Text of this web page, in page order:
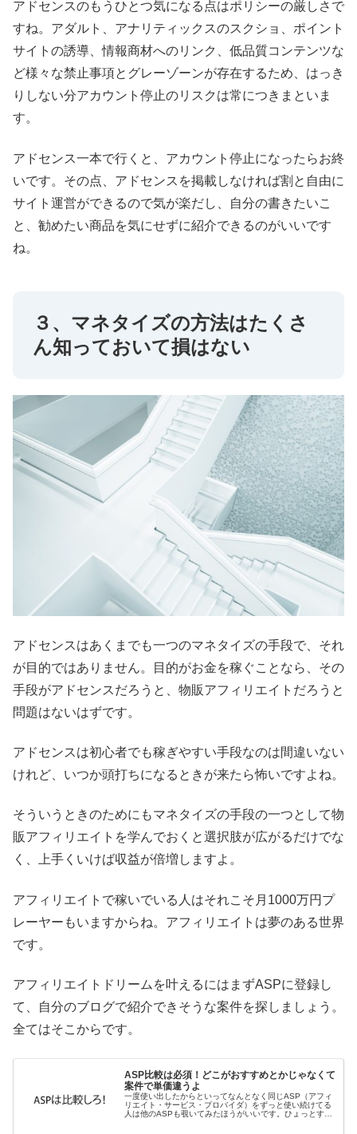
アドセンスのもうひとつ気になる点はポリシーの厳しさで
すね。アダルト、アナリティックスのスクショ、ポイント
サイトの誘導、情報商材へのリンク、低品質コンテンツな
ど様々な禁止事項とグレーゾーンが存在するため、はっき
りしない分アカウント停止のリスクは常につきまといま
す。
アドセンス一本で行くと、アカウント停止になったらお終
いです。その点、アドセンスを掲載しなければ割と自由に
サイト運営ができるので気が楽だし、自分の書きたいこ
と、勧めたい商品を気にせずに紹介できるのがいいです
ね。
３、マネタイズの方法はたくさ
ん知っておいて損はない
アドセンスはあくまでも一つのマネタイズの手段で、それ
が目的ではありません。目的がお金を稼ぐことなら、その
手段がアドセンスだろうと、物販アフィリエイトだろうと
問題はないはずです。
アドセンスは初心者でも稼ぎやすい手段なのは間違いない
けれど、いつか頭打ちになるときが来たら怖いですよね。
そういうときのためにもマネタイズの手段の一つとして物
販アフィリエイトを学んでおくと選択肢が広がるだけでな
く、上手くいけば収益が倍増しますよ。
アフィリエイトで稼いでいる人はそれこそ月1000万円プ
レーヤーもいますからね。アフィリエイトは夢のある世界
です。
アフィリエイトドリームを叶えるにはまずASPに登録し
て、自分のブログで紹介できそうな案件を探しましょう。
全てはそこからです。
ASP比較は必須！どこがおすすめとかじゃなくて
案件で単価違うよ
一度使い出したからといってなんとなく同じASP（アフィ
リエイト・サービス・プロバイダ）をずっと使い続けてる
人は他のASPも覗いてみたほうがいいです。ひょっとする